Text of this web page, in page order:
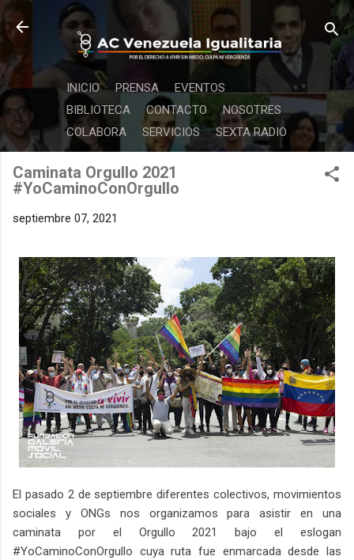
Ir al contenido principal
INICIO PRENSA
EVENTOS
BIBLIOTECA
CONTACTO
NOSOTRES
COLABORA
SERVICIOS SEXTA RADIO
Caminata Orgullo 2021
#YoCaminoConOrgullo
septiembre 07, 2021
El pasado 2 de septiembre diferentes colectivos, movimientos
sociales y ONGs nos organizamos para asistir en una
caminata por el Orgullo 2021 bajo el eslogan
#YoCaminoConOrgullo cuya ruta fue enmarcada desde las